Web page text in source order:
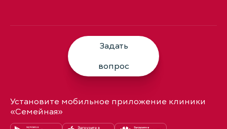
Задать
вопрос
Установите мобильное приложение клиники
«Семейная»